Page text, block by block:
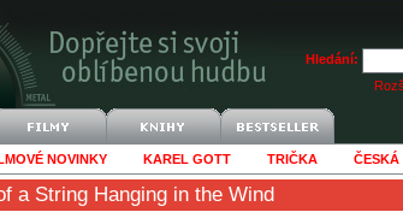
Hledání:
NOVINKY KAREL GOTT TRIČKA ČESKÁ
a String Hanging in the Wind